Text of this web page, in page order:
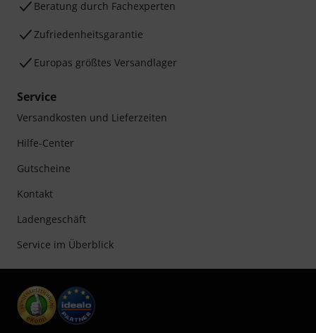
Beratung durch Fachexperten
Zufriedenheitsgarantie
Europas größtes Versandlager
Service
Versandkosten und Lieferzeiten
Hilfe-Center
Gutscheine
Kontakt
Ladengeschäft
Service im Überblick